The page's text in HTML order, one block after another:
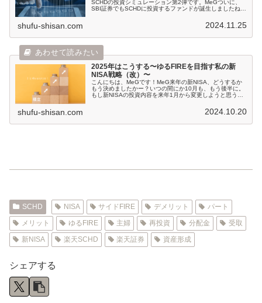
SCHDの投資シミュレーション第2弾です。MeGついに、
SBI証券でもSCHDに投資するファンドが誕生しましたね。
shufu-shisan.com 2024.11.25
2025年はこうする〜ゆるFIREを目指す私の新
NISA戦略（改）〜
こんにちは、MeGです！MeG来年の新NISA、どうするか
もう決めましたかー？いつの間にか10月も、もう後半に。
もし新NISAの投資内容を来年1月から変更しようと思う
shufu-shisan.com 2024.10.20
SCHD NISA サイドFIRE デメリット
パート
メリット
ゆるFIRE 主婦 再投資 分配金
受取
新NISA
楽天SCHD 楽天証券 資産形成
シェアする